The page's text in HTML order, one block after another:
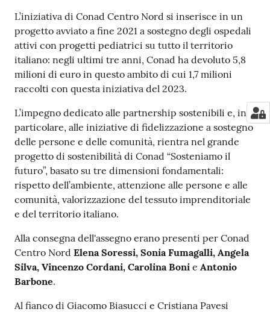
L’iniziativa di Conad Centro Nord si inserisce in un
progetto avviato a fine 2021 a sostegno degli ospedali
attivi con progetti pediatrici su tutto il territorio
italiano: negli ultimi tre anni, Conad ha devoluto 5,8
milioni di euro in questo ambito di cui 1,7 milioni
raccolti con questa iniziativa del 2023.
L’impegno dedicato alle partnership sostenibili e, in
particolare, alle iniziative di fidelizzazione a sostegno
delle persone e delle comunità, rientra nel grande
progetto di sostenibilità di Conad “Sosteniamo il
futuro”, basato su tre dimensioni fondamentali:
rispetto dell’ambiente, attenzione alle persone e alle
comunità, valorizzazione del tessuto imprenditoriale
e del territorio italiano.
Alla consegna dell'assegno erano presenti per Conad
Centro Nord Elena Soressi, Sonia Fumagalli, Angela
Silva, Vincenzo Cordani, Carolina Boni e Antonio
Barbone.
Al fianco di Giacomo Biasucci e Cristiana Pavesi